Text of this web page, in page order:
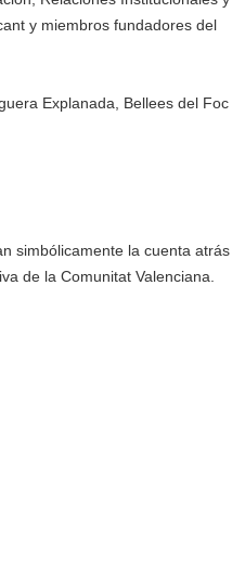
y miembros fundadores del
Explanada, Bellees del Foc
simbólicamente la cuenta atrás
de la Comunitat Valenciana.